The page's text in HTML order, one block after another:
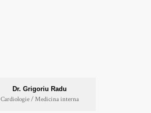
Dr. Grigoriu Radu
Cardiologie / Medicina interna